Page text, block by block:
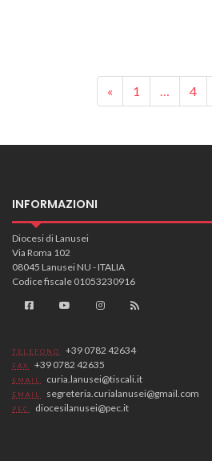
Posts navigation
« 1 … 4
INFORMAZIONI
Diocesi di Lanusei
Via Roma 102
08045 Lanusei NU - ITALIA
Codice fiscale 01053230916
TELEFONO +39 0782 42634
FAX +39 0782 42635
EMAIL curia.lanusei@tiscali.it
EMAIL segreteria.curialanusei@gmail.com
PEC diocesilanusei@pec.it